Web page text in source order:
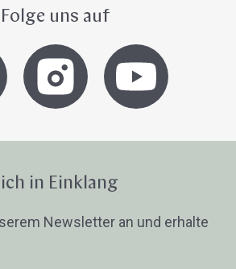
Folge uns auf
in Einklang
Newsletter an und erhalte